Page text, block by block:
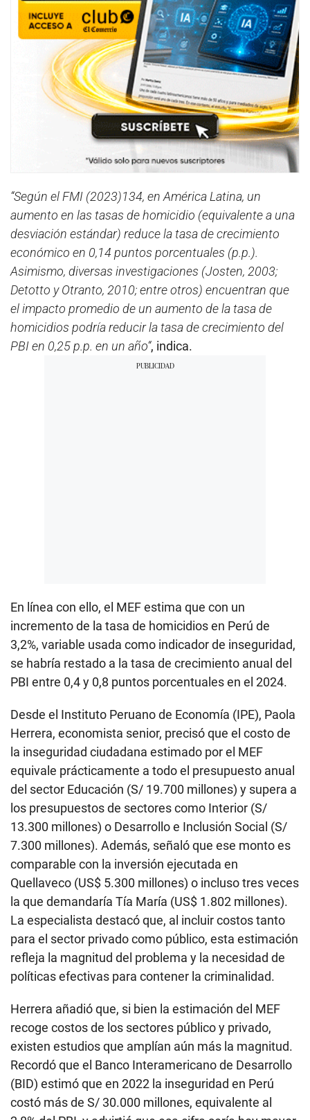
“Según el FMI (2023)134, en América Latina, un
aumento en las tasas de homicidio (equivalente a una
desviación estándar) reduce la tasa de crecimiento
económico en 0,14 puntos porcentuales (p.p.).
Asimismo, diversas investigaciones (Josten, 2003;
Detotto y Otranto, 2010; entre otros) encuentran que
el impacto promedio de un aumento de la tasa de
homicidios podría reducir la tasa de crecimiento del
PBI en 0,25 p.p. en un año“, indica.
En línea con ello, el MEF estima que con un
incremento de la tasa de homicidios en Perú de
3,2%, variable usada como indicador de inseguridad,
se habría restado a la tasa de crecimiento anual del
PBI entre 0,4 y 0,8 puntos porcentuales en el 2024.
Desde el Instituto Peruano de Economía (IPE), Paola
Herrera, economista senior, precisó que el costo de
la inseguridad ciudadana estimado por el MEF
equivale prácticamente a todo el presupuesto anual
del sector Educación (S/ 19.700 millones) y supera a
los presupuestos de sectores como Interior (S/
13.300 millones) o Desarrollo e Inclusión Social (S/
7.300 millones). Además, señaló que ese monto es
comparable con la inversión ejecutada en
Quellaveco (US$ 5.300 millones) o incluso tres veces
la que demandaría Tía María (US$ 1.802 millones).
La especialista destacó que, al incluir costos tanto
para el sector privado como público, esta estimación
refleja la magnitud del problema y la necesidad de
políticas efectivas para contener la criminalidad.
Herrera añadió que, si bien la estimación del MEF
recoge costos de los sectores público y privado,
existen estudios que amplían aún más la magnitud.
Recordó que el Banco Interamericano de Desarrollo
(BID) estimó que en 2022 la inseguridad en Perú
costó más de S/ 30.000 millones, equivalente al